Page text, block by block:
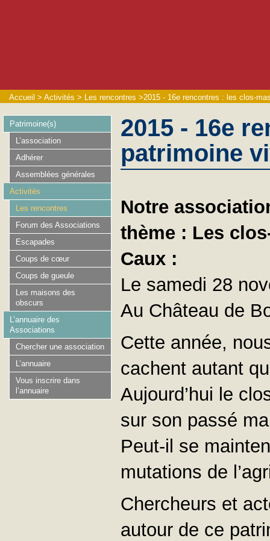
Accueil > Activités > Les rencontres >2015 - 16e rencontres : les clos-
2015 - 16e
patrimoine
Notre
thème : Les
Caux :
Le samedi 28
Au Château de
Cette année,
cachent autant
Aujourd’hui le
sur son passé
Peut-il se
mutations de
Chercheurs et
autour de ce
Patrimoine(s)
L’association
Adhérer
Assemblées générales
Activités
Les rencontres
Forum des Associations
Escapades
Coups de cœur
Coups de gueule
Les maisons des
obscurs
L’annuaire des
Associations
Chercher une association
L’annuaire
Vous inscrire dans
l’annuaire